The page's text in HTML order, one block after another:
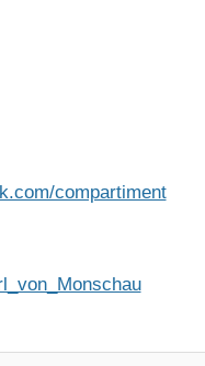
compartiment